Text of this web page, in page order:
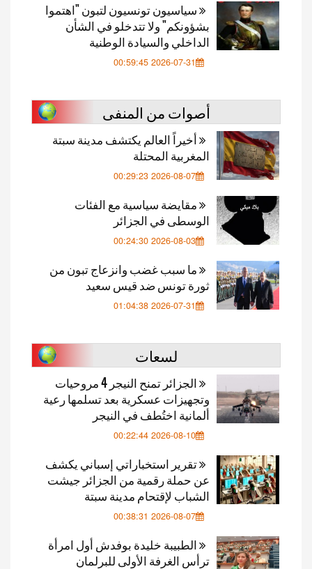
سياسيون تونسيون لتبون "اهتموا
بشؤونكم" ولا تتدخلو في الشأن
الداخلي والسيادة الوطنية
2026-07-31 00:59:45
أصوات من المنفى
أخيراً العالم يكتشف مدينة سبتة
المغربية المحتلة
2026-08-07 00:29:23
مقايضة سياسية مع الفئات
الوسطى في الجزائر
2026-08-03 00:24:30
ما سبب غضب وانزعاج تبون من
ثورة تونس ضد قيس سعيد
2026-07-31 01:04:38
لسعات
الجزائر تمنح النيجر 4 مروحيات
وتجهيزات عسكرية بعد تسلمها رعية
ألمانية اختُطف في النيجر
2026-08-10 00:22:44
تقرير استخباراتي إسباني يكشف
عن حملة رقمية من الجزائر جيشت
الشباب لإقتحام مدينة سبتة
2026-08-07 00:38:31
الطبيبة خليدة بوفدش أول امرأة
ترأس الغرفة الأولى للبرلمان